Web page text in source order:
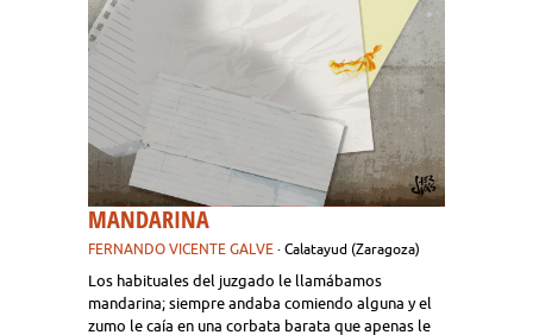
MANDARINA
FERNANDO VICENTE GALVE · Calatayud (Zaragoza)
Los habituales del juzgado le llamábamos
mandarina; siempre andaba comiendo alguna y el
zumo le caía en una corbata barata que apenas le